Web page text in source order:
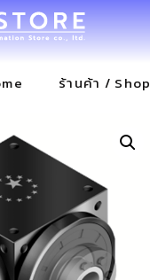
ร้านค้า / Shop